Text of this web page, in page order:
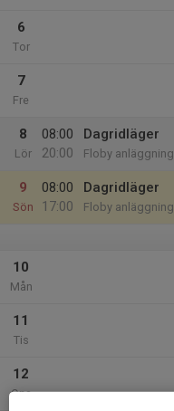
6
Tor
7
Fre
8
Lör
08:00
20:00
Dagridläger
Floby anläggning
9
Sön
08:00
17:00
Dagridläger
Floby anläggning
10
Mån
11
Tis
12
Ons